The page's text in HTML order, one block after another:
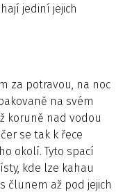
jediní jejich
za potravou, na noc
na svém
koruně nad vodou
se tak k řece
okolí. Tyto spací
kde lze kahau
člunem až pod jejich